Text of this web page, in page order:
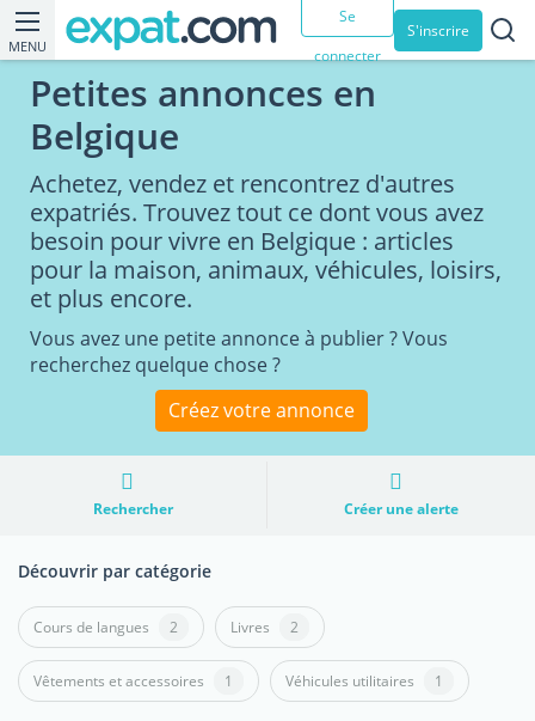
MENU
Se
connecter
S'inscrire
Petites annonces en
Belgique
Achetez, vendez et rencontrez d'autres
expatriés. Trouvez tout ce dont vous avez
besoin pour vivre en Belgique : articles
pour la maison, animaux, véhicules, loisirs,
et plus encore.
Vous avez une petite annonce à publier ? Vous
recherchez quelque chose ?
Créez votre annonce
Rechercher Créer une alerte
Découvrir par catégorie
Cours de langues 2 Livres 2
Vêtements et accessoires 1 Véhicules utilitaires 1